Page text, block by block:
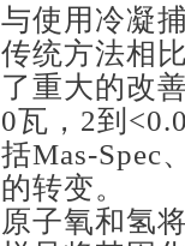
与使用冷凝
传统方法相
了重大的改
0瓦，2到
括Mas-Spec
的转变。
原子氧和氢